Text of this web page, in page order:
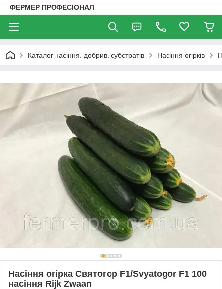
ФЕРМЕР ПРОФЕСІОНАЛ
Каталог насіння, добрив, субстратів Насіння огірків
Насіння огірка Святогор F1/Svyatogor F1 100
насіння Rijk Zwaan